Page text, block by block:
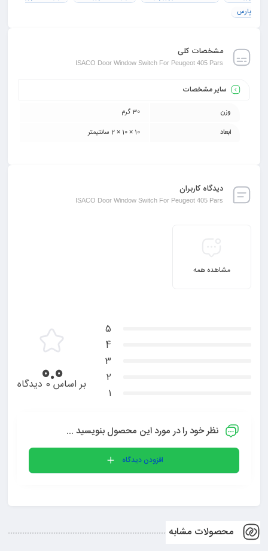
پارس
مشخصات کلی
ISACO Door Window Switch For Peugeot 405 Pars
سایر مشخصات
وزن
30 گرم
ابعاد
10 × 10 × 2 سانتیمتر
دیدگاه کاربران
ISACO Door Window Switch For Peugeot 405 Pars
مشاهده همه
5
4
3
2
1
0.0بر اساس 0 دیدگاه
نظر خود را در مورد این محصول بنویسید ...
افزودن دیدگاه
محصولات مشابه